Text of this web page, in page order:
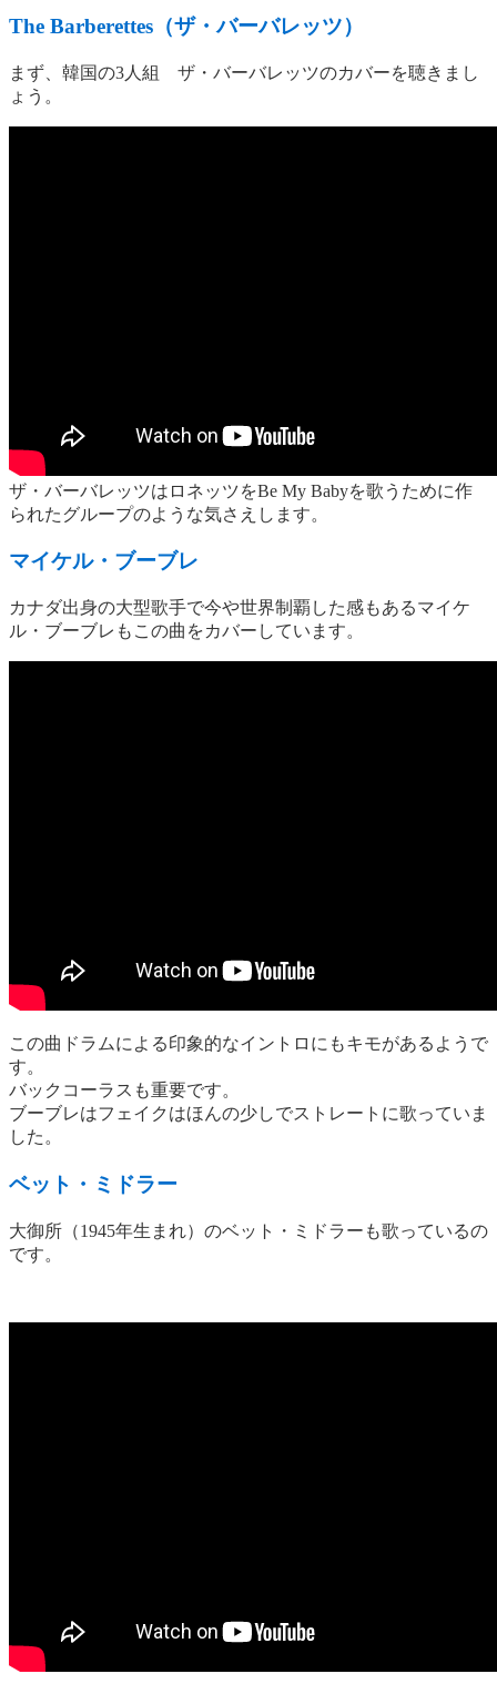
The Barberettes（ザ・バーバレッツ）
まず、韓国の3人組 ザ・バーバレッツのカバーを聴きまし
ょう。
ザ・バーバレッツはロネッツをBe My Babyを歌うために作
られたグループのような気さえします。
マイケル・ブーブレ
カナダ出身の大型歌手で今や世界制覇した感もあるマイケ
ル・ブーブレもこの曲をカバーしています。
この曲ドラムによる印象的なイントロにもキモがあるようで
す。
バックコーラスも重要です。
ブーブレはフェイクはほんの少しでストレートに歌っていま
した。
ベット・ミドラー
大御所（1945年生まれ）のベット・ミドラーも歌っているの
です。